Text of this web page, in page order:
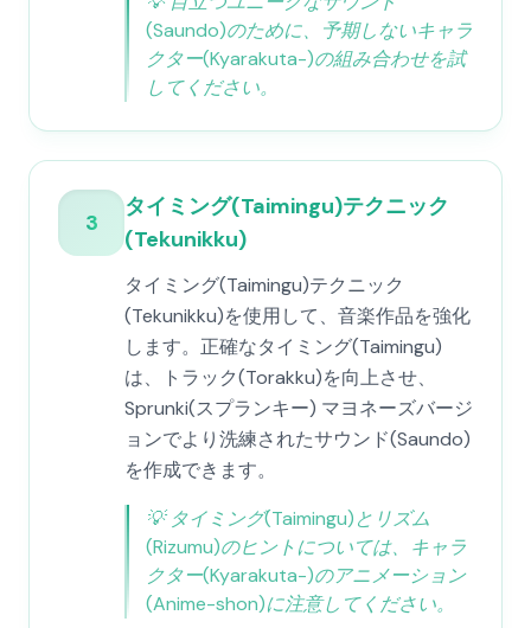
(Saundo)のために、予期しないキャラ
クター(Kyarakuta-)の組み合わせを試
してください。
3
タイミング(Taimingu)テクニック
(Tekunikku)
タイミング(Taimingu)テクニック
(Tekunikku)を使用して、音楽作品を強化
します。正確なタイミング(Taimingu)
は、トラック(Torakku)を向上させ、
Sprunki(スプランキー) マヨネーズバージ
ョンでより洗練されたサウンド(Saundo)
を作成できます。
💡 タイミング(Taimingu)とリズム
(Rizumu)のヒントについては、キャラ
クター(Kyarakuta-)のアニメーション
(Anime-shon)に注意してください。